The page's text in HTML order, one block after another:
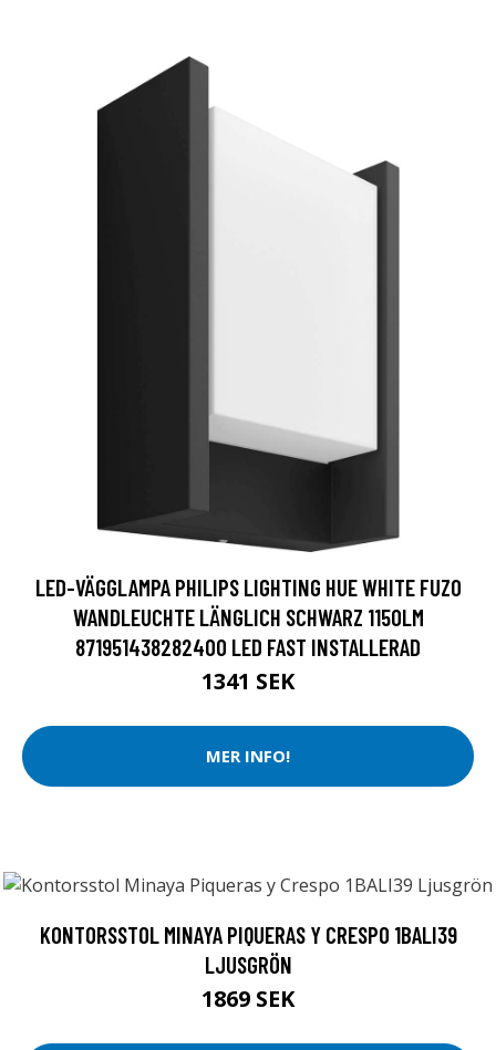
LED-VÄGGLAMPA PHILIPS LIGHTING HUE WHITE FUZO
WANDLEUCHTE LÄNGLICH SCHWARZ 1150LM
871951438282400 LED FAST INSTALLERAD
1341 SEK
MER INFO!
KONTORSSTOL MINAYA PIQUERAS Y CRESPO 1BALI39
LJUSGRÖN
1869 SEK